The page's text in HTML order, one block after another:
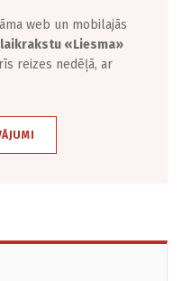
web un mobilajās
«Liesma»
reizes nedēļā, ar